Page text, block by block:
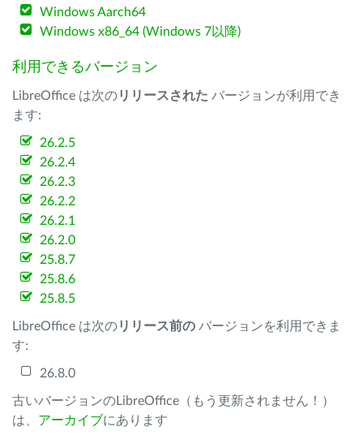
Windows Aarch64
Windows x86_64 (Windows 7以降)
利用できるバージョン
LibreOffice は次のリリースされた バージョンが利用でき
ます:
26.2.5
26.2.4
26.2.3
26.2.2
26.2.1
26.2.0
25.8.7
25.8.6
25.8.5
LibreOffice は次のリリース前の バージョンを利用できま
す:
26.8.0
古いバージョンのLibreOffice（もう更新されません！）
は、 アーカイブにあります